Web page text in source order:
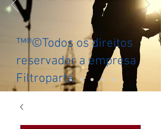
™®©Todos os direitos
reservador a empresa
Filtroparts.